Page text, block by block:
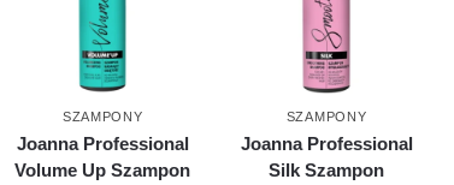
SZAMPONY
Joanna Professional
Volume Up Szampon
SZAMPONY
Joanna Professional
Silk Szampon